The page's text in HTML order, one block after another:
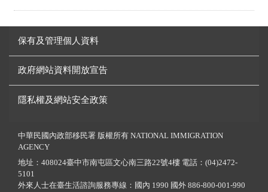
保有及管理個人資料
政府網站資料開放宣告
隱私權及網站安全政策
中華民國內政部移民署 版權所有 NATIONAL IMMIGRATION
AGENCY
地址：408024臺中市南屯區文心南三路22號4樓 電話：(04)2472-
5101
外來人士在臺生活諮詢服務專線：國內 1990 國外 886-800-001-990